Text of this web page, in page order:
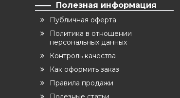
Полезная информация
Публичная оферта
Политика в отношении
персональных данных
Контроль качества
Как оформить заказ
Правила продажи